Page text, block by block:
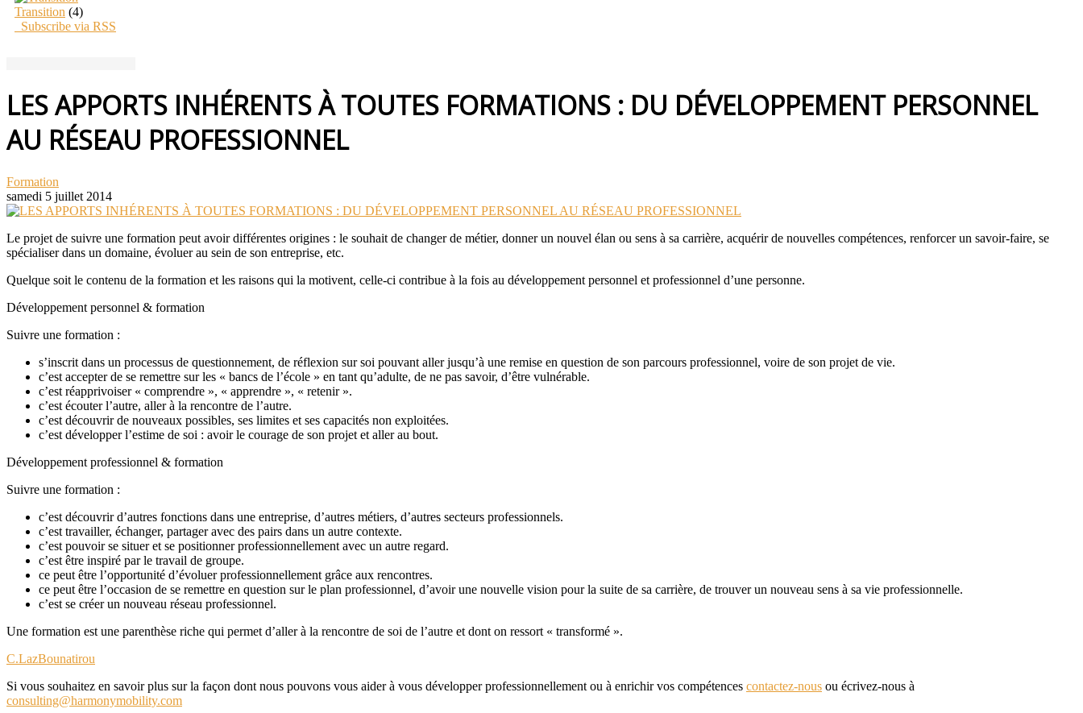
Transition (4)
Subscribe via RSS
LES APPORTS INHÉRENTS À TOUTES FORMATIONS : DU DÉVELOPPEMENT PERSONNEL
AU RÉSEAU PROFESSIONNEL
Formation
samedi 5 juillet 2014
Le projet de suivre une formation peut avoir différentes origines : le souhait de changer de métier, donner un nouvel élan ou sens à sa carrière, acquérir de nouvelles compétences, renforcer un savoir-faire, se
spécialiser dans un domaine, évoluer au sein de son entreprise, etc.
Quelque soit le contenu de la formation et les raisons qui la motivent, celle-ci contribue à la fois au développement personnel et professionnel d’une personne.
Développement personnel & formation
Suivre une formation :
s’inscrit dans un processus de questionnement, de réflexion sur soi pouvant aller jusqu’à une remise en question de son parcours professionnel, voire de son projet de vie.
c’est accepter de se remettre sur les « bancs de l’école » en tant qu’adulte, de ne pas savoir, d’être vulnérable.
c’est réapprivoiser « comprendre », « apprendre », « retenir ».
c’est écouter l’autre, aller à la rencontre de l’autre.
c’est découvrir de nouveaux possibles, ses limites et ses capacités non exploitées.
c’est développer l’estime de soi : avoir le courage de son projet et aller au bout.
Développement professionnel & formation
Suivre une formation :
c’est découvrir d’autres fonctions dans une entreprise, d’autres métiers, d’autres secteurs professionnels.
c’est travailler, échanger, partager avec des pairs dans un autre contexte.
c’est pouvoir se situer et se positionner professionnellement avec un autre regard.
c’est être inspiré par le travail de groupe.
ce peut être l’opportunité d’évoluer professionnellement grâce aux rencontres.
ce peut être l’occasion de se remettre en question sur le plan professionnel, d’avoir une nouvelle vision pour la suite de sa carrière, de trouver un nouveau sens à sa vie professionnelle.
c’est se créer un nouveau réseau professionnel.
Une formation est une parenthèse riche qui permet d’aller à la rencontre de soi de l’autre et dont on ressort « transformé ».
C.LazBounatirou
Si vous souhaitez en savoir plus sur la façon dont nous pouvons vous aider à vous développer professionnellement ou à enrichir vos compétences contactez-nous ou écrivez-nous à
consulting@harmonymobility.com